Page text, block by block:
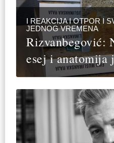
I REAKCIJA I OTPOR I
JEDNOG VREMENA
Rizvanbegović:
esej i anatomija